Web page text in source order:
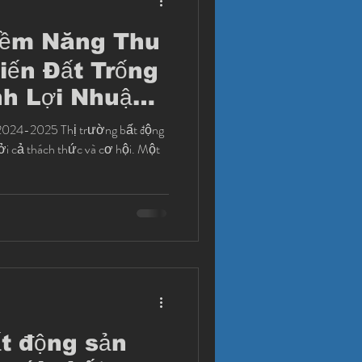
Năng Thu
Đất Trống
Lợi Nhuận
Hộ Phụ
cả thách thức và cơ hội. Một
động sản